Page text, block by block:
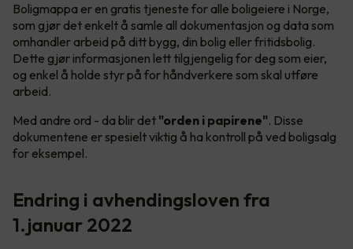
Boligmappa er en gratis tjeneste for alle boligeiere i Norge,
som gjør det enkelt å samle all dokumentasjon og data som
omhandler arbeid på ditt bygg, din bolig eller fritidsbolig.
Dette gjør informasjonen lett tilgjengelig for deg som eier,
og enkel å holde styr på for håndverkere som skal utføre
arbeid.
Med andre ord - da blir det "orden i papirene". Disse
dokumentene er spesielt viktig å ha kontroll på ved boligsalg
for eksempel.
Endring i avhendingsloven fra
1.januar 2022